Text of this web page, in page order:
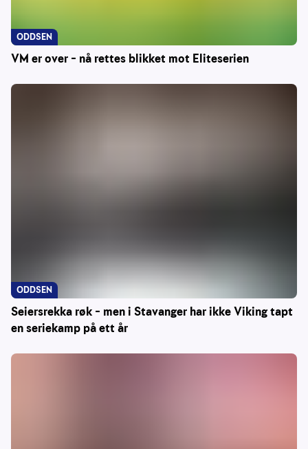
VM er over – nå rettes blikket mot Eliteserien
ODDSEN
Seiersrekka røk – men i Stavanger har ikke Viking tapt
en seriekamp på ett år
ODDSEN